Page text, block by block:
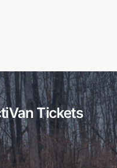
Tickets